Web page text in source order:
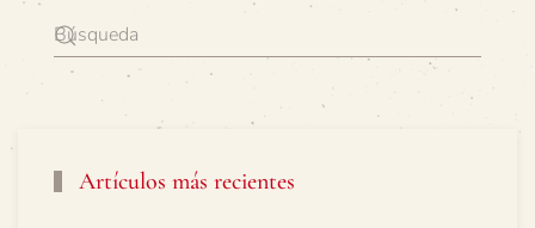
Artículos más recientes